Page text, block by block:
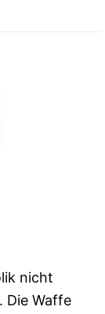
nicht
Die Waffe